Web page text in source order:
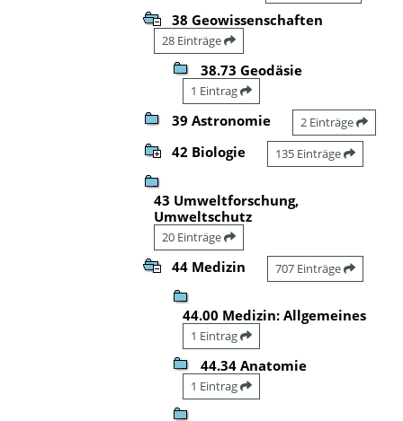
38 Geowissenschaften
28 Einträge
38.73 Geodäsie
1 Eintrag
39 Astronomie 2 Einträge
42 Biologie 135 Einträge
43 Umweltforschung,
Umweltschutz
20 Einträge
44 Medizin 707 Einträge
44.00 Medizin: Allgemeines
1 Eintrag
44.34 Anatomie
1 Eintrag